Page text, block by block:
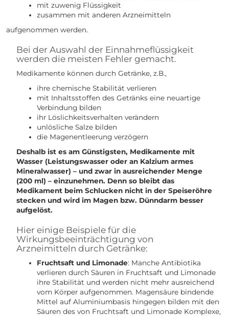
mit zuwenig Flüssigkeit
zusammen mit anderen Arzneimitteln
aufgenommen werden.
Bei der Auswahl der Einnahmeflüssigkeit
werden die meisten Fehler gemacht.
Medikamente können durch Getränke, z.B.,
ihre chemische Stabilität verlieren
mit Inhaltsstoffen des Getränks eine neuartige
Verbindung bilden
ihr Löslichkeitsverhalten verändern
unlösliche Salze bilden
die Magenentleerung verzögern
Deshalb ist es am Günstigsten, Medikamente mit
Wasser (Leistungswasser oder an Kalzium armes
Mineralwasser) – und zwar in ausreichender Menge
(200 ml) – einzunehmen. Denn so bleibt das
Medikament beim Schlucken nicht in der Speiseröhre
stecken und wird im Magen bzw. Dünndarm besser
aufgelöst.
Hier einige Beispiele für die
Wirkungsbeeinträchtigung von
Arzneimitteln durch Getränke:
Fruchtsaft und Limonade: Manche Antibiotika
verlieren durch Säuren in Fruchtsaft und Limonade
ihre Stabilität und werden nicht mehr ausreichend
vom Körper aufgenommen. Magensäure bindende
Mittel auf Aluminiumbasis hingegen bilden mit den
Säuren des von Fruchtsaft und Limonade Komplexe,